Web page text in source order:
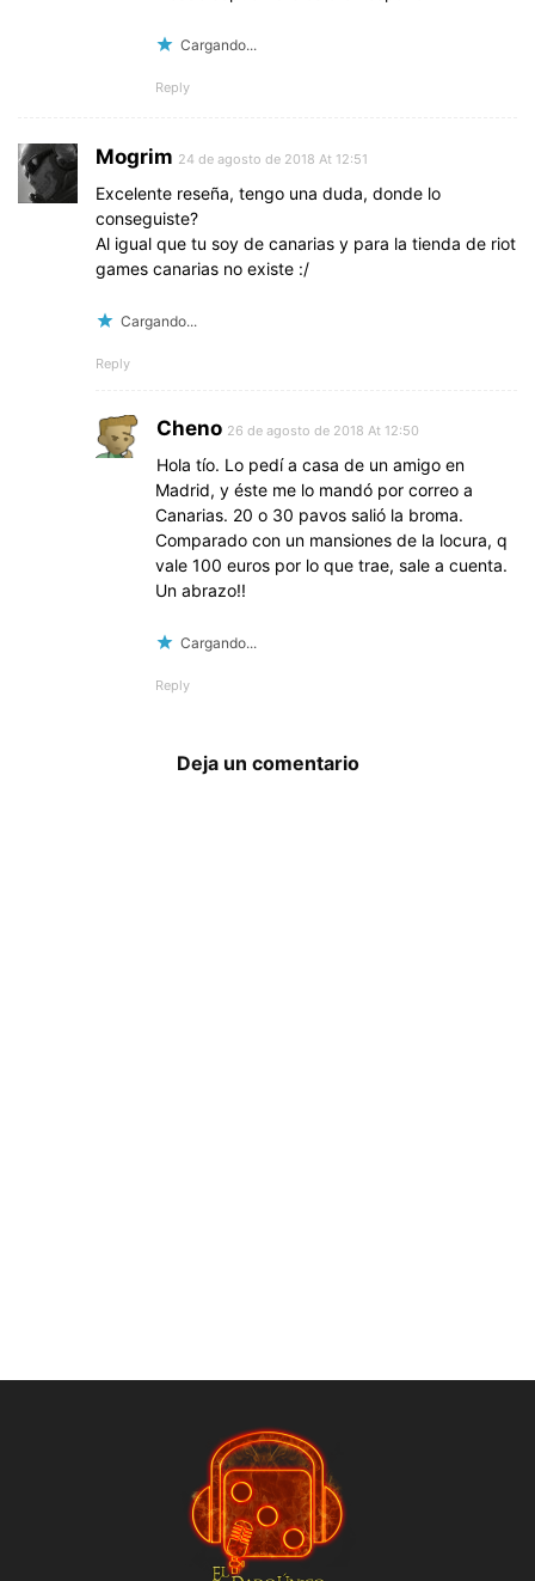
Cargando...
Reply
Mogrim 24 de agosto de 2018 At 12:51
Excelente reseña, tengo una duda, donde lo
conseguiste?
Al igual que tu soy de canarias y para la tienda de riot
games canarias no existe :/
Cargando...
Reply
Cheno 26 de agosto de 2018 At 12:50
Hola tío. Lo pedí a casa de un amigo en
Madrid, y éste me lo mandó por correo a
Canarias. 20 o 30 pavos salió la broma.
Comparado con un mansiones de la locura, q
vale 100 euros por lo que trae, sale a cuenta.
Un abrazo!!
Cargando...
Reply
Deja un comentario